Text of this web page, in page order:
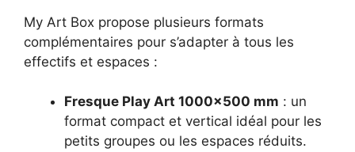
My Art Box propose plusieurs formats
complémentaires pour s’adapter à tous les
effectifs et espaces :
Fresque Play Art 1000×500 mm : un
format compact et vertical idéal pour les
petits groupes ou les espaces réduits.